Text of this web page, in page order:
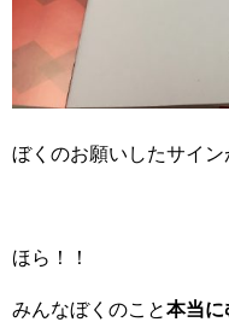
ぼくのお願いしたサイン
ほら！！
みんなぼくのこと本当に